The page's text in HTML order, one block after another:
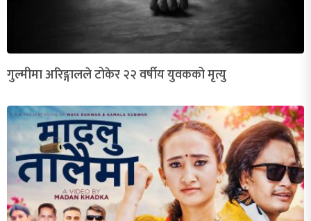
गुल्मीमा अरिङ्गालले टोकेर २२ वर्षीय युवकको मृत्यु